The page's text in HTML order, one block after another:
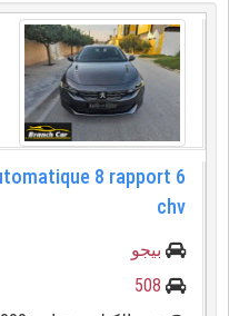
8 rapport 6
chv
بيجو
508